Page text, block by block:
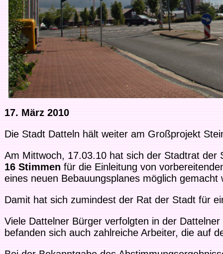
17. März 2010
Die Stadt Datteln hält weiter am Großprojekt
Am Mittwoch, 17.03.10 hat sich der Stadtrat der
16 Stimmenfür die Einleitung von
eines neuen Bebauungsplanes möglich gemacht
Damit hat sich zumindest der Rat der Stadt für
Viele Dattelner Bürger verfolgten in der
befanden sich auch zahlreiche Arbeiter, die auf